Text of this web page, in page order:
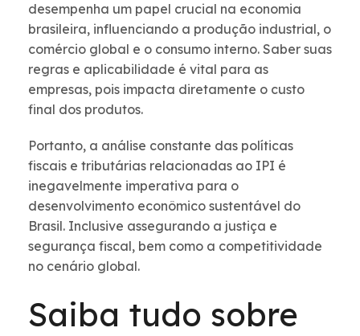
desempenha um papel crucial na economia
brasileira, influenciando a produção industrial, o
comércio global e o consumo interno. Saber suas
regras e aplicabilidade é vital para as
empresas, pois impacta diretamente o custo
final dos produtos.
Portanto, a análise constante das políticas
fiscais e tributárias relacionadas ao IPI é
inegavelmente imperativa para o
desenvolvimento econômico sustentável do
Brasil. Inclusive assegurando a justiça e
segurança fiscal, bem como a competitividade
no cenário global.
Saiba tudo sobre